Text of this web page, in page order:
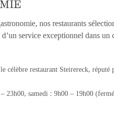
nos restaurants
service exceptionnel dans un
célèbre restaurant Steirereck,
23h00, samedi : 9h00 – 19h00